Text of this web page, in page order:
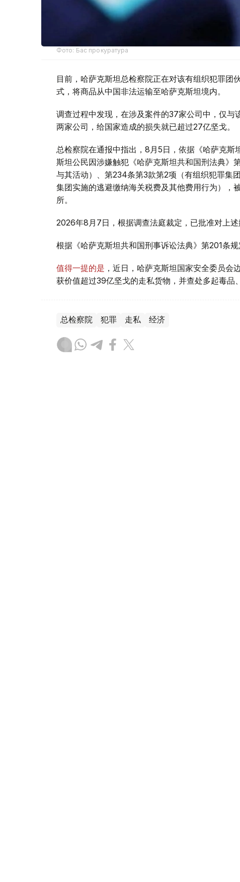
Фото: Бас прокуратура
目前，哈萨克斯坦总检察院正在对该有组织犯罪团
式，将商品从中国非法运输至哈萨克斯坦境内。
调查过程中发现，在涉及案件的37家公司中，仅
两家公司，给国家造成的损失就已超过27亿坚戈。
总检察院在通报中指出，8月5日，依据《哈萨克
斯坦公民因涉嫌触犯《哈萨克斯坦共和国刑法典》
与其活动）、第234条第3款第2项（有组织犯罪集
集团实施的逃避缴纳海关税费及其他费用行为），
所。
2026年8月7日，根据调查法庭裁定，已批准对上述
根据《哈萨克斯坦共和国刑事诉讼法典》第201条
值得一提的是 ，近日，哈萨克斯坦国家安全委员
获价值超过39亿坚戈的走私货物，并查处多起毒品
总检察院 犯罪 走私 经济